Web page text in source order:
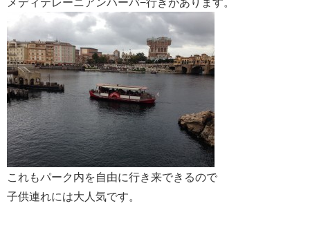
これもパーク内を自由に行き来できるので
子供連れには大人気です。